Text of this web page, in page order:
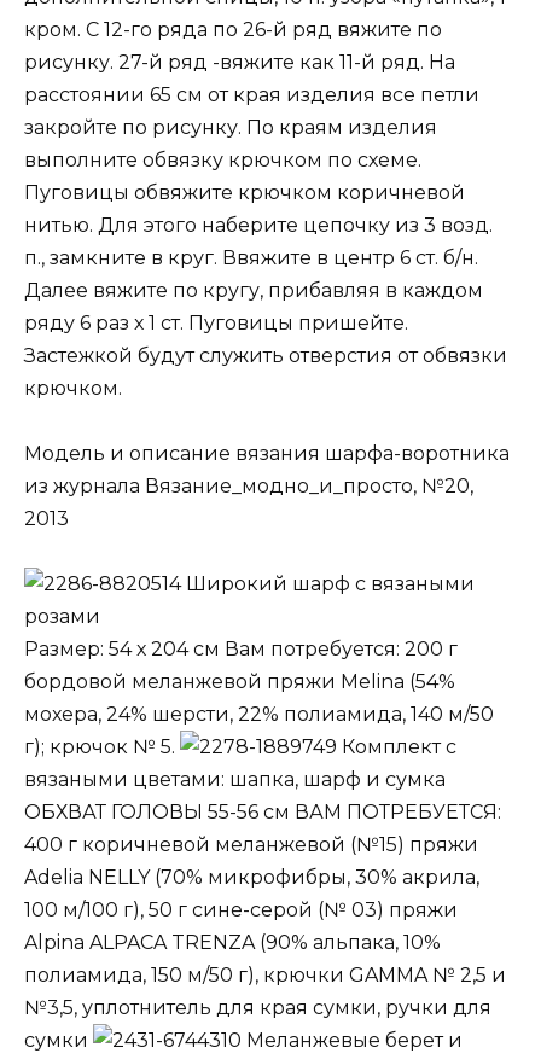
кром. С 12-го ряда по 26-й ряд вяжите по
рисунку. 27-й ряд -вяжите как 11-й ряд. На
расстоянии 65 см от края изделия все петли
закройте по рисунку. По краям изделия
выполните обвязку крючком по схеме.
Пуговицы обвяжите крючком коричневой
нитью. Для этого наберите цепочку из 3 возд.
п., замкните в круг. Ввяжите в центр 6 ст. б/н.
Далее вяжите по кругу, прибавляя в каждом
ряду 6 раз х 1 ст. Пуговицы пришейте.
Застежкой будут служить отверстия от обвязки
крючком.
Модель и описание вязания шарфа-воротника
из журнала Вязание_модно_и_просто, №20,
2013
Широкий шарф с вязаными
розами
Размер: 54 х 204 см Вам потребуется: 200 г
бордовой меланжевой пряжи Melina (54%
мохера, 24% шерсти, 22% полиамида, 140 м/50
г); крючок № 5.
Комплект с
вязаными цветами: шапка, шарф и сумка
ОБХВАТ ГОЛОВЫ 55-56 см ВАМ ПОТРЕБУЕТСЯ:
400 г коричневой меланжевой (№15) пряжи
Adelia NELLY (70% микрофибры, 30% акрила,
100 м/100 г), 50 г сине-серой (№ 03) пряжи
Alpina ALPACA TRENZA (90% альпака, 10%
полиамида, 150 м/50 г), крючки GAMMA № 2,5 и
№3,5, уплотнитель для края сумки, ручки для
сумки
Меланжевые берет и